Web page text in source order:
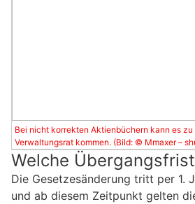
Bei nicht korrekten Aktienbüchern kann es
Verwaltungsrat kommen. (Bild: © Mmaxer –
Welche
Die Gesetzesänderung tritt per 1.
und ab diesem Zeitpunkt gelten